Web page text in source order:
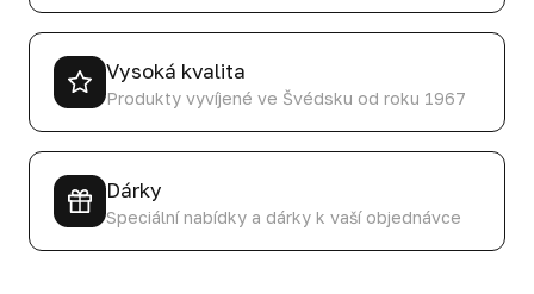
Vysoká kvalita
Produkty vyvíjené ve Švédsku od roku 1967
Dárky
Speciální nabídky a dárky k vaší objednávce